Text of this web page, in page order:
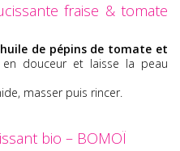
fraise & tomate
huile de pépins de tomate et
douceur et laisse la peau
masser puis rincer.
bio – BOMOÏ